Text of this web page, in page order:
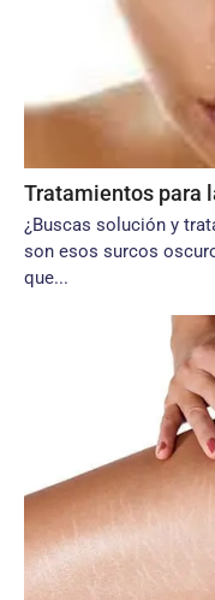
Tratamientos para
¿Buscas solución y
son esos surcos
que...